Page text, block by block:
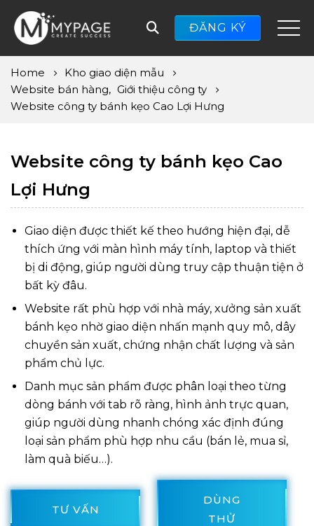
ĐĂNG KÝ
Home
Kho giao diện mẫu
Website bán hàng, Giới thiệu công ty
Website công ty bánh kẹo Cao Lợi Hưng
Website công ty bánh kẹo Cao
Lợi Hưng
Giao diện được thiết kế theo hướng hiện đại, dễ
thích ứng với màn hình máy tính, laptop và thiết
bị di động, giúp người dùng truy cập thuận tiện ở
bất kỳ đâu.
Website rất phù hợp với nhà máy, xưởng sản xuất
bánh kẹo nhờ giao diện nhấn mạnh quy mô, dây
chuyền sản xuất, chứng nhận chất lượng và sản
phẩm chủ lực.
Danh mục sản phẩm được phân loại theo từng
dòng bánh với tab rõ ràng, hình ảnh trực quan,
giúp người dùng nhanh chóng xác định đúng
loại sản phẩm phù hợp nhu cầu (bán lẻ, mua sỉ,
làm quà biếu…).
TƯ VẤN
DÙNG
THỬ